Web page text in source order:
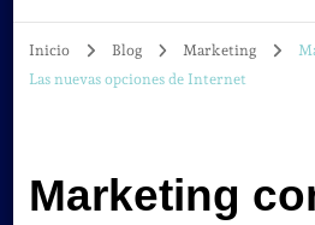
Inicio Blog Marketing
Las nuevas opciones de Internet
Marketing